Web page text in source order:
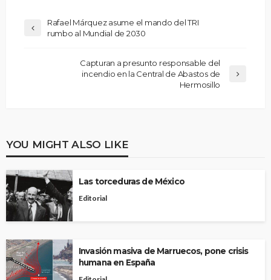
Rafael Márquez asume el mando del TRI
rumbo al Mundial de 2030
Capturan a presunto responsable del
incendio en la Central de Abastos de
Hermosillo
YOU MIGHT ALSO LIKE
Las torceduras de México
Editorial
Invasión masiva de Marruecos, pone crisis
humana en España